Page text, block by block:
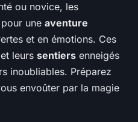
ou novice, les
une aventure
et en émotions. Ces
leurs sentiers enneigés
inoubliables. Préparez
envoûter par la magie